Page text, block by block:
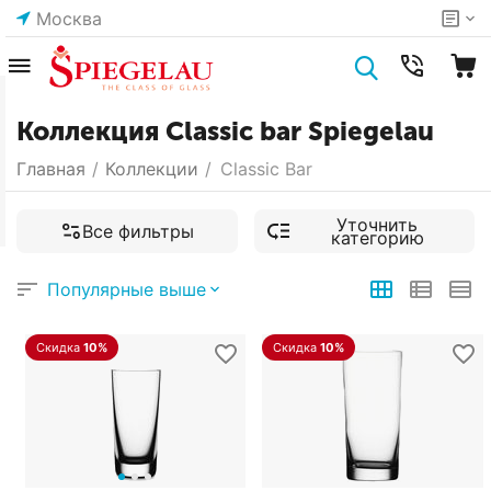
Москва
Коллекция Classic bar Spiegelau
Главная / Коллекции / Classic Bar
Все фильтры Уточнить
категорию
Популярные выше
Скидка 10% Скидка 10%